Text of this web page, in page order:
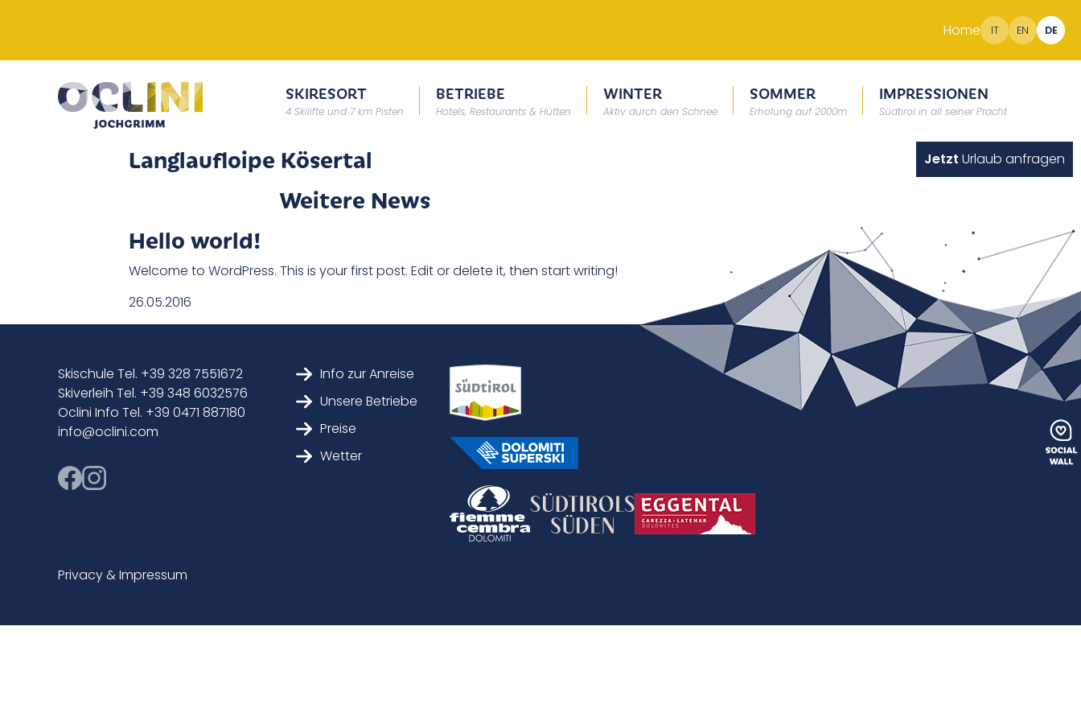
Home IT EN DE
SKIRESORT
4 Skilifte und 7 km Pisten
BETRIEBE
Hotels, Restaurants & Hütten
WINTER
Aktiv durch den Schnee
SOMMER
Erholung auf 2000m
IMPRESSIONEN
Südtirol in all seiner Pracht
Jetzt Urlaub anfragen
Langlaufloipe Kösertal
Weitere News
Hello world!
Welcome to WordPress. This is your first post. Edit or delete it, then start writing!
26.05.2016
Skischule Tel. +39 328 7551672
Skiverleih Tel. +39 348 6032576
Oclini Info Tel. +39 0471 887180
info@oclini.com
Info zur Anreise
Unsere Betriebe
Preise
Wetter
Privacy & Impressum